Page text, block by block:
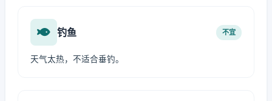
钓鱼 不宜
天气太热，不适合垂钓。